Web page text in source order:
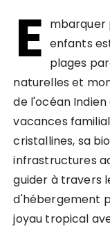
E mbarquer
enfants
plages
naturelles et
de l'océan
vacances
cristallines, sa
infrastructures
guider à travers
d'hébergement
joyau tropical